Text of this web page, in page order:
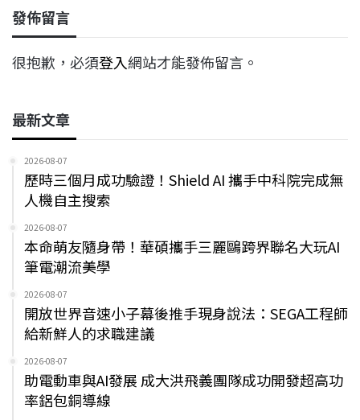
發佈留言
很抱歉，必須登入網站才能發佈留言。
最新文章
2026-08-07
歷時三個月成功驗證！Shield AI 攜手中科院完成無
人機自主搜索
2026-08-07
本命萌友隨身帶！華碩攜手三麗鷗跨界聯名大玩AI
筆電潮流美學
2026-08-07
開放世界音速小子幕後推手現身說法：SEGA工程師
給新鮮人的求職建議
2026-08-07
助電動車與AI發展 成大洪飛義團隊成功開發超高功
率鋁包銅導線